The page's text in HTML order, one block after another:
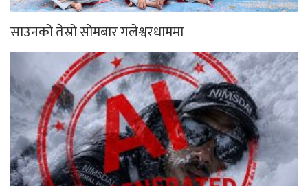
साउनको तेस्रो सोमबार गलेश्वरधाममा